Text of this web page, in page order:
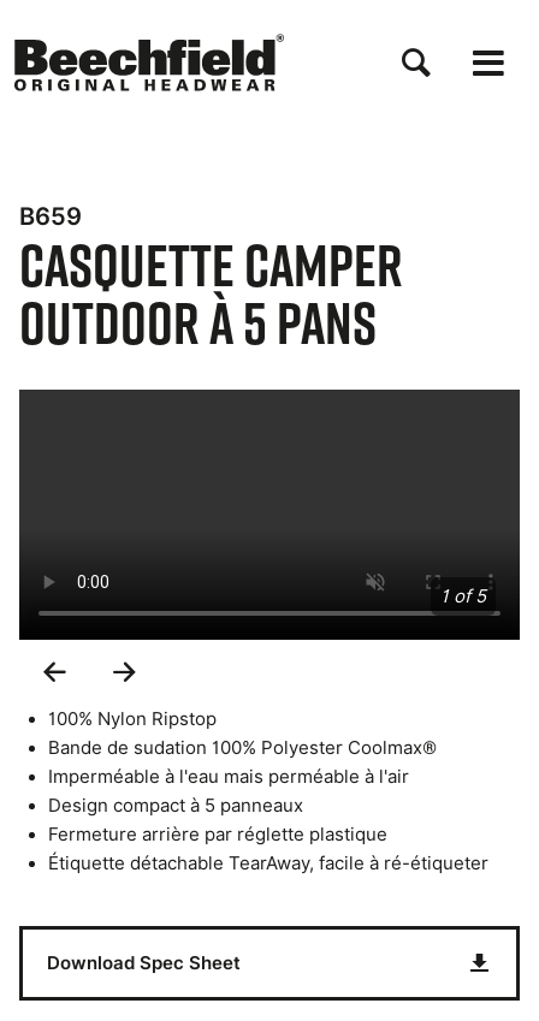
au
contenu
B659
Casquette Camper
Outdoor à 5 Pans
1 of 5
Previous
Slide Slide
100% Nylon Ripstop
Bande de sudation 100% Polyester Coolmax®
Imperméable à l'eau mais perméable à l'air
Design compact à 5 panneaux
Fermeture arrière par réglette plastique
Étiquette détachable TearAway, facile à ré-étiqueter
Download Spec Sheet